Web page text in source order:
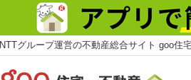
NTTグループ運営の不動産総合サイト goo住